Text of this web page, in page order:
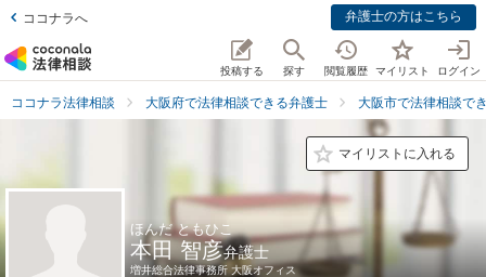
ココナラへ 弁護士の方はこちら
投稿する 探す 閲覧履歴 マイリスト ログイン
ココナラ法律相談 大阪府で法律相談できる弁護士 大阪市で法律相談で
マイリストに入れる
ほんだ ともひこ
本田 智彦弁護士
増井総合法律事務所 大阪オフィス